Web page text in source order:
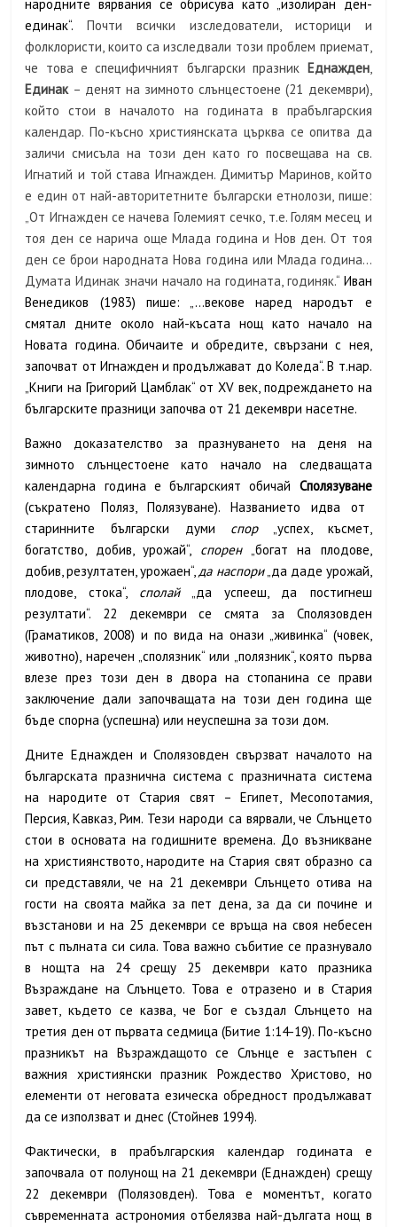
народните вярвания се обрисува като „изолиран ден-
единак“.Почти всички изследователи, историци и
фолклористи, които са изследвали този проблем приемат,
че това е специфичният български празник Еднажден,
Единак– денят на зимното слънцестоене (21 декември),
който стои в началото на годината в прабългарския
календар. По-късно християнската църква се опитва да
заличи смисъла на този ден като го посвещава на св.
Игнатий и той става Игнажден. Димитър Маринов, който
е един от най-авторитетните български етнолози, пише:
„От Игнажден се начева Големият сечко, т.е. Голям месец и
тоя ден се нарича още Млада година и Нов ден. От тоя
ден се брои народната Нова година или Млада година…
Думата Идинак значи начало на годината, годиняк.“ Иван
Венедиков (1983) пише: „…векове наред народът е
смятал дните около най-късата нощ като начало на
Новата година. Обичаите и обредите, свързани с нея,
започват от Игнажден и продължават до Коледа“. В т.нар.
„Книги на Григорий Цамблак“ от XV век, подреждането на
българските празници започва от 21 декември насетне.
Важно доказателство за празнуването на деня на
зимното слънцестоене като начало на следващата
календарна година е българският обичай Сполязуване
(съкратено Поляз, Полязуване). Названието идва от
старинните български думи спор„успех, късмет,
богатство, добив, урожай“, спорен„богат на плодове,
добив, резултатен, урожаен“,да наспори„да даде урожай,
плодове, стока“, сполай„да успееш, да постигнеш
резултати“. 22 декември се смята за Сполязовден
(Граматиков, 2008) и по вида на онази „живинка“ (човек,
животно), наречен „сполязник“ или „полязник“, която първа
влезе през този ден в двора на стопанина се прави
заключение дали започващата на този ден година ще
бъде спорна (успешна) или неуспешна за този дом.
Дните Еднажден и Сполязовден свързват началото на
българската празнична система с празничната система
на народите от Стария свят – Египет, Месопотамия,
Персия, Кавказ, Рим. Тези народи са вярвали, че Слънцето
стои в основата на годишните времена. До възникване
на християнството, народите на Стария свят образно са
си представяли, че на 21 декември Слънцето отива на
гости на своята майка за пет дена, за да си почине и
възстанови и на 25 декември се връща на своя небесен
път с пълната си сила. Това важно събитие се празнувало
в нощта на 24 срещу 25 декември като празника
Възраждане на Слънцето. Това е отразено и в Стария
завет, където се казва, че Бог е създал Слънцето на
третия ден от първата седмица (Битие 1:14-19). По-късно
празникът на Възраждащото се Слънце е застъпен с
важния християнски празник Рождество Христово, но
елементи от неговата езическа обредност продължават
да се използват и днес (Стойнев 1994).
Фактически, в прабългарския календар годината е
започвала от полунощ на 21 декември (Еднажден) срещу
22 декември (Полязовден). Това е моментът, когато
съвременната астрономия отбелязва най-дългата нощ в